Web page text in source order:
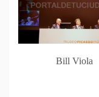
Bill Viola